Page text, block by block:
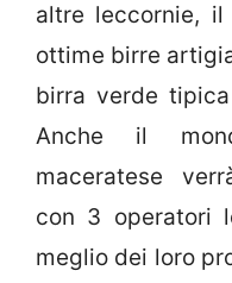
altre leccornie,
ottime birre
birra verde
Anche il
maceratese
con 3 operatori
meglio dei loro